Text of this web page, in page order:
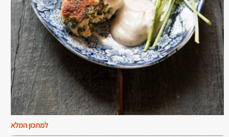
למתכון המלא